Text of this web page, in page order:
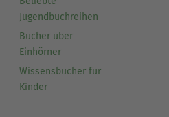
Jugendbuchreihen
Bücher über
Einhörner
Wissensbücher für
Kinder